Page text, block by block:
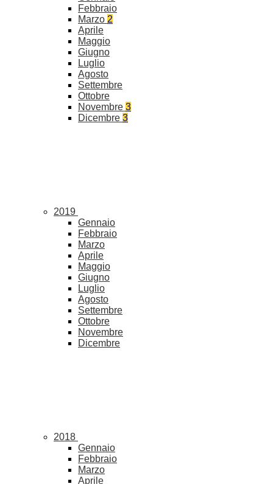
Febbraio
Marzo 2
Aprile
Maggio
Giugno
Luglio
Agosto
Settembre
Ottobre
Novembre 3
Dicembre 3
2019
Gennaio
Febbraio
Marzo
Aprile
Maggio
Giugno
Luglio
Agosto
Settembre
Ottobre
Novembre
Dicembre
2018
Gennaio
Febbraio
Marzo
Aprile